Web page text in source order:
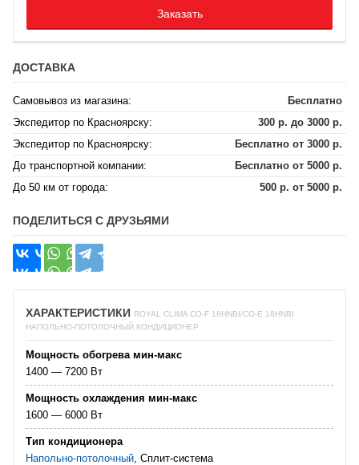
Заказать
ДОСТАВКА
Самовывоз из магазина:
Бесплатно
Экспедитор по Красноярску:
300 р. до 3000 р.
Экспедитор по Красноярску:
Бесплатно от 3000 р.
До транспортной компании:
Бесплатно от 5000 р.
До 50 км от города:
500 р. от 5000 р.
ПОДЕЛИТЬСЯ С ДРУЗЬЯМИ
ХАРАКТЕРИСТИКИ ROYAL CLIMA CO-F 18HNBI/CO-E 18HNBI
НАПОЛЬНО-ПОТОЛОЧНЫЙ КОНДИЦИОНЕР
Мощность обогрева мин-макс
1400 — 7200 Вт
Мощность охлаждения мин-макс
1600 — 6000 Вт
Тип кондиционера
Напольно-потолочный , Сплит-система